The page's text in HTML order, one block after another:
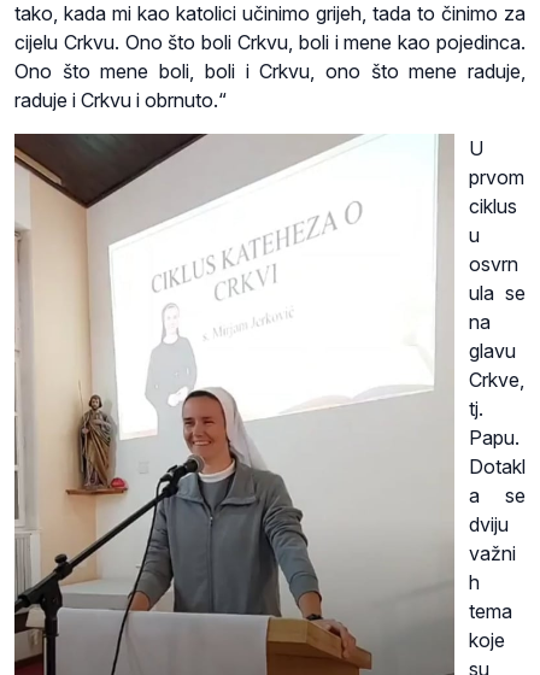
tako, kada mi kao katolici učinimo grijeh, tada to činimo za
cijelu Crkvu. Ono što boli Crkvu, boli i mene kao pojedinca.
Ono što mene boli, boli i Crkvu, ono što mene raduje,
raduje i Crkvu i obrnuto.“
U
prvom
ciklus
u
osvrn
ula se
na
glavu
Crkve,
tj.
Papu.
Dotakl
a se
dviju
važni
h
tema
koje
su